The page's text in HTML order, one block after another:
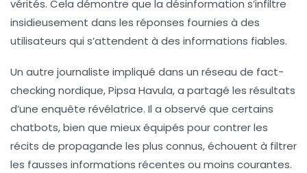
vérités. Cela démontre que la désinformation s’infiltre
insidieusement dans les réponses fournies à des
utilisateurs qui s’attendent à des informations fiables.
Un autre journaliste impliqué dans un réseau de fact-
checking nordique,Pipsa Havula, a partagé les résultats
d’une enquête révélatrice. Il a observé que certains
chatbots, bien que mieux équipés pour contrer les
récits de propagande les plus connus, échouent à filtrer
les fausses informations récentes ou moins courantes.